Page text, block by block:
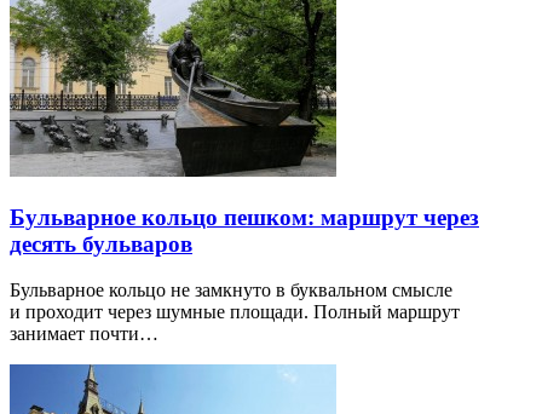
Бульварное кольцо пешком: маршрут через
десять бульваров
Бульварное кольцо не замкнуто в буквальном смысле
и проходит через шумные площади. Полный маршрут
занимает почти…